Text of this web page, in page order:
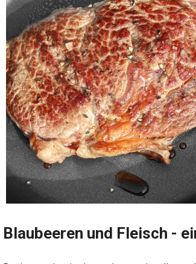
Blaubeeren und Fleisch -